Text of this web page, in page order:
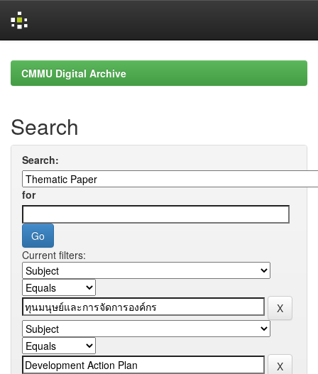
navigationCMMU Digital Archive
Search
Search:
for
Current filters: